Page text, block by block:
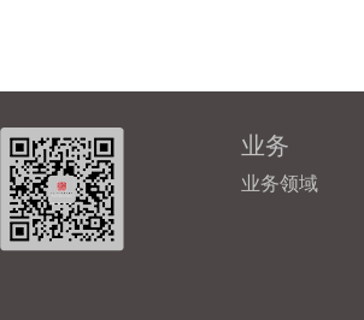
业务
业务领域